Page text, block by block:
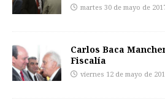
martes 30 de mayo de
Carlos Baca
Fiscalía
viernes 12 de mayo de